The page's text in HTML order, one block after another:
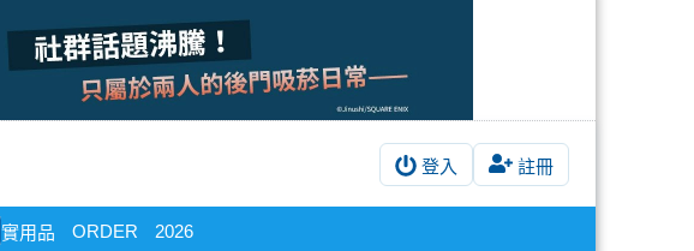
登入 註冊
實用品 ORDER 2026